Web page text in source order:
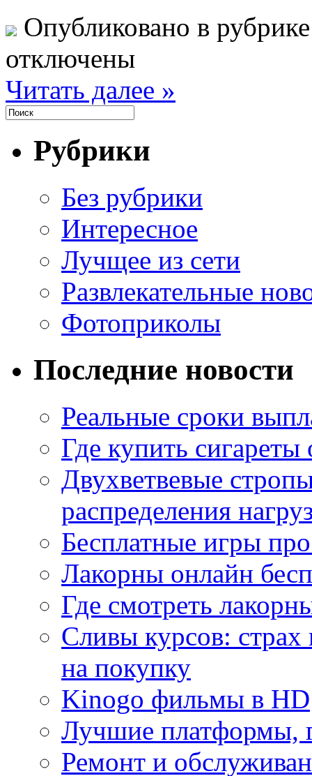
Опубликовано в
отключены
Читать далее »
Рубрики
Без рубрики
Интересное
Лучщее из сети
Развлекательные
Фотоприколы
Последние новости
Реальные сроки
Где купить
Двухветвевые
распределения
Бесплатные игры
Лакорны онлайн
Где смотреть
Сливы курсов:
на покупку
Kinogo фильмы в HD
Лучшие платформы,
Ремонт и